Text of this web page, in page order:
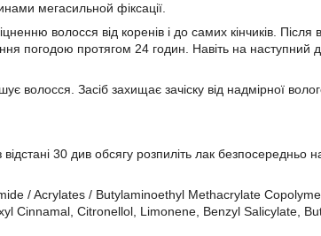
мегасильной фіксації.
волосся від коренів і до самих кінчиків.
погодою протягом 24 годин. Навіть на наступний
волосся. Засіб захищає зачіску від надмірної
30 див обсягу розпиліть лак безпосередньо
/ Acrylates / Butylaminoethyl Methacrylate
Cinnamal, Citronellol, Limonene, Benzyl Salicylate,